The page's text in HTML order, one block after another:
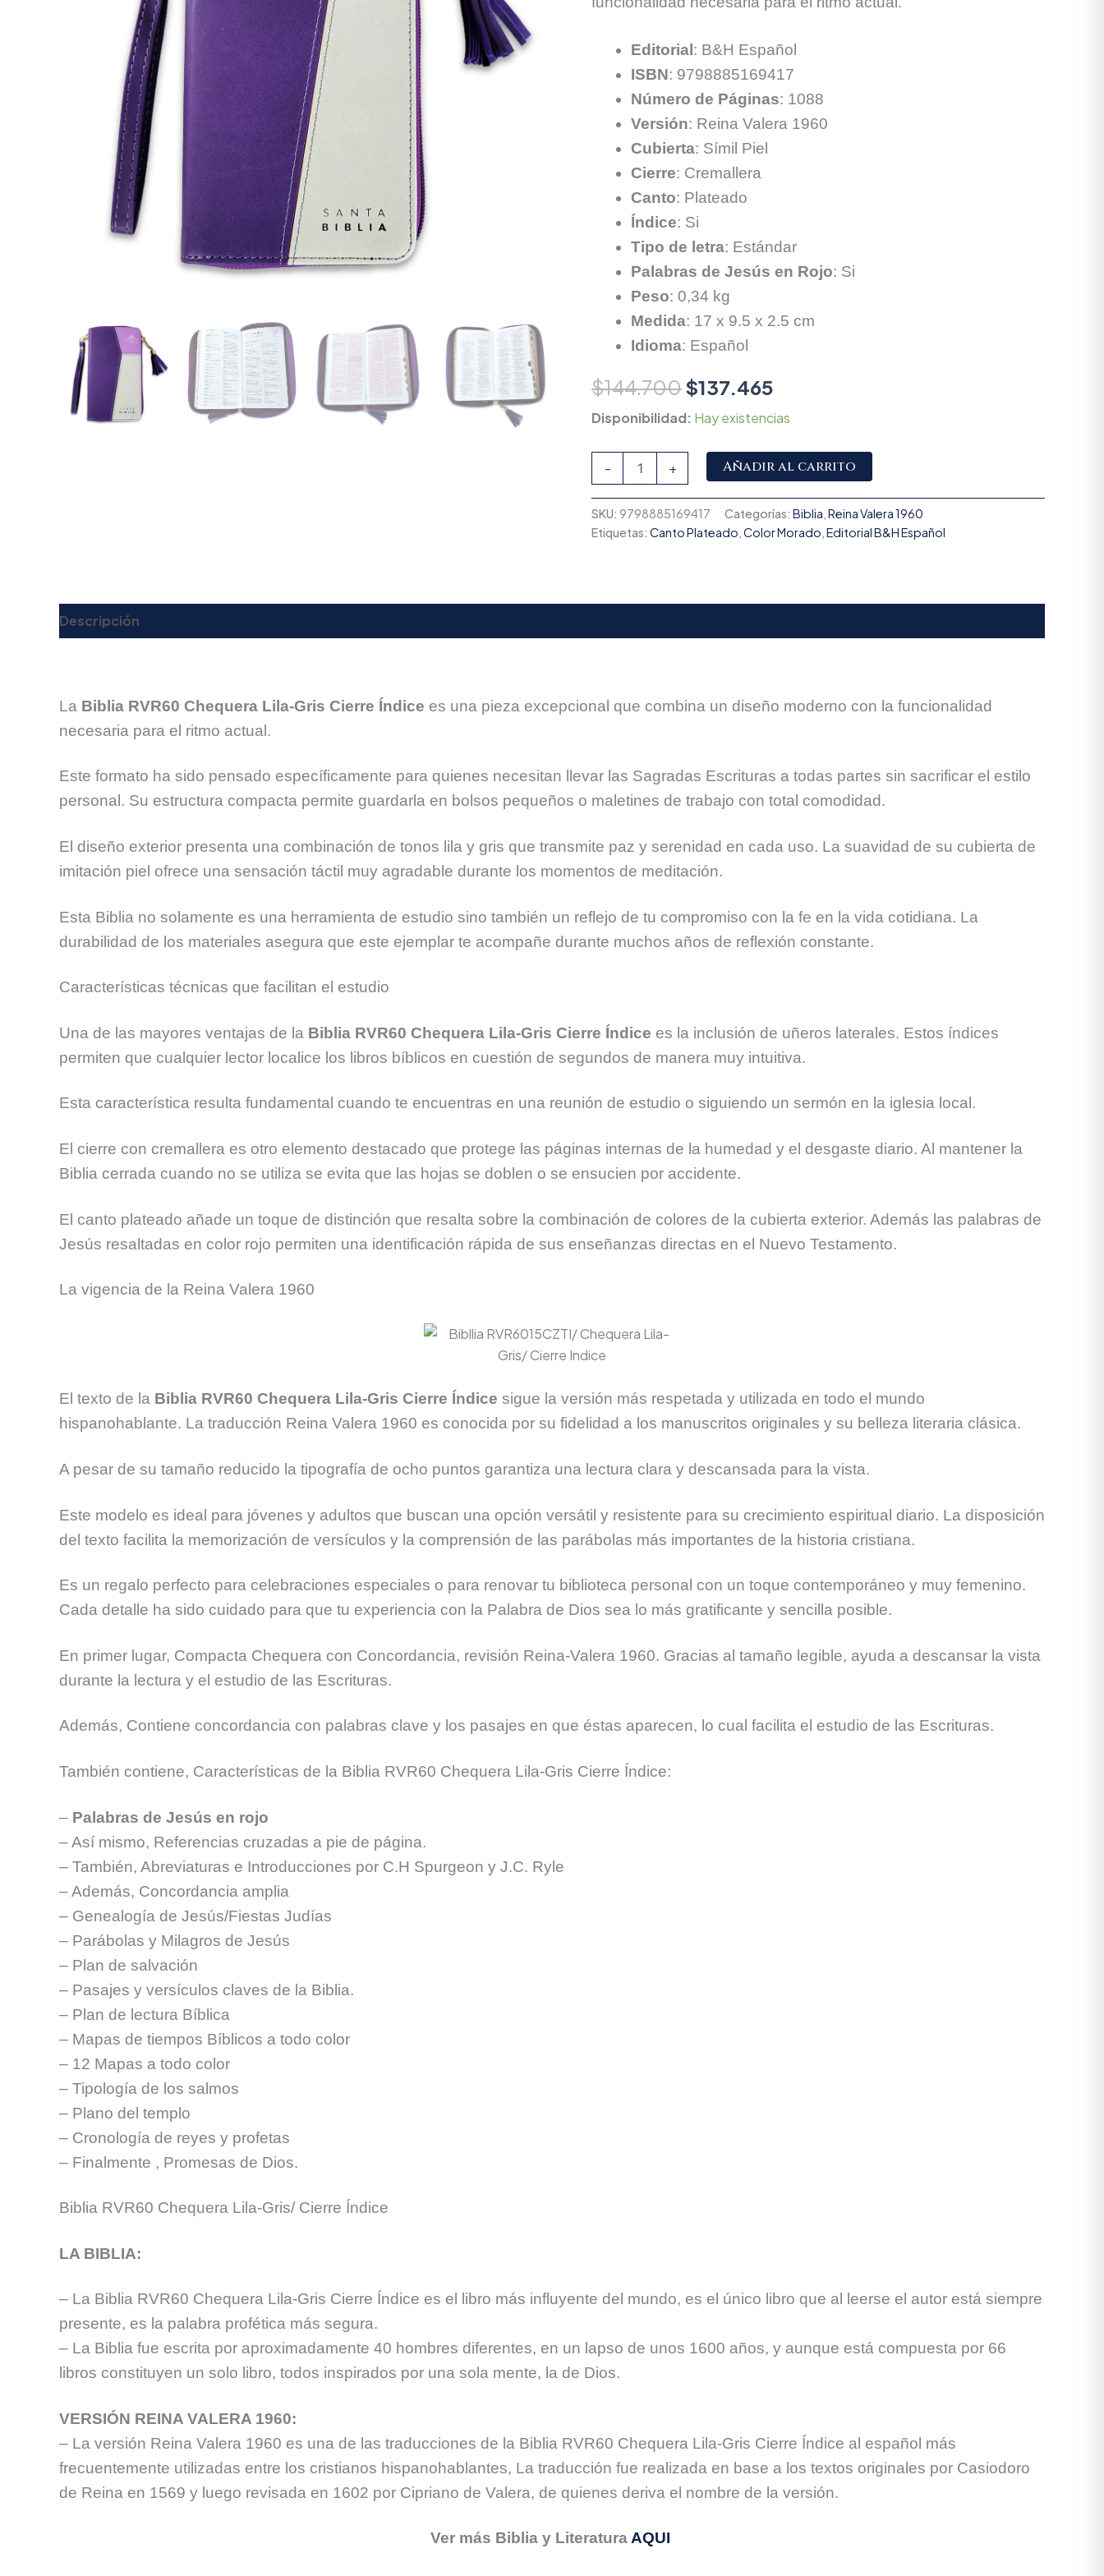
Editorial: B&H Español
ISBN: 9798885169417
Número de Páginas: 1088
Versión: Reina Valera 1960
Cubierta: Símil Piel
Cierre: Cremallera
Canto: Plateado
Índice: Si
Tipo de letra: Estándar
Palabras de Jesús en Rojo: Si
Peso: 0,34 kg
Medida: 17 x 9.5 x 2.5 cm
Idioma: Español
$144.700$137.465
Disponibilidad: Hay existencias
- + Añadir al carrito
SKU: 9798885169417 Categorías: Biblia,Reina Valera 1960
Etiquetas: Canto Plateado,Color Morado,Editorial B&H Español
Descripción
La Biblia RVR60 Chequera Lila-Gris Cierre Índice es una pieza excepcional que combina un diseño moderno con la funcionalidad
necesaria para el ritmo actual.
Este formato ha sido pensado específicamente para quienes necesitan llevar las Sagradas Escrituras a todas partes sin sacrificar el estilo
personal. Su estructura compacta permite guardarla en bolsos pequeños o maletines de trabajo con total comodidad.
El diseño exterior presenta una combinación de tonos lila y gris que transmite paz y serenidad en cada uso. La suavidad de su cubierta de
imitación piel ofrece una sensación táctil muy agradable durante los momentos de meditación.
Esta Biblia no solamente es una herramienta de estudio sino también un reflejo de tu compromiso con la fe en la vida cotidiana. La
durabilidad de los materiales asegura que este ejemplar te acompañe durante muchos años de reflexión constante.
Características técnicas que facilitan el estudio
Una de las mayores ventajas de la Biblia RVR60 Chequera Lila-Gris Cierre Índice es la inclusión de uñeros laterales. Estos índices
permiten que cualquier lector localice los libros bíblicos en cuestión de segundos de manera muy intuitiva.
Esta característica resulta fundamental cuando te encuentras en una reunión de estudio o siguiendo un sermón en la iglesia local.
El cierre con cremallera es otro elemento destacado que protege las páginas internas de la humedad y el desgaste diario. Al mantener la
Biblia cerrada cuando no se utiliza se evita que las hojas se doblen o se ensucien por accidente.
El canto plateado añade un toque de distinción que resalta sobre la combinación de colores de la cubierta exterior. Además las palabras de
Jesús resaltadas en color rojo permiten una identificación rápida de sus enseñanzas directas en el Nuevo Testamento.
La vigencia de la Reina Valera 1960
El texto de la Biblia RVR60 Chequera Lila-Gris Cierre Índice sigue la versión más respetada y utilizada en todo el mundo
hispanohablante. La traducción Reina Valera 1960 es conocida por su fidelidad a los manuscritos originales y su belleza literaria clásica.
A pesar de su tamaño reducido la tipografía de ocho puntos garantiza una lectura clara y descansada para la vista.
Este modelo es ideal para jóvenes y adultos que buscan una opción versátil y resistente para su crecimiento espiritual diario. La disposición
del texto facilita la memorización de versículos y la comprensión de las parábolas más importantes de la historia cristiana.
Es un regalo perfecto para celebraciones especiales o para renovar tu biblioteca personal con un toque contemporáneo y muy femenino.
Cada detalle ha sido cuidado para que tu experiencia con la Palabra de Dios sea lo más gratificante y sencilla posible.
En primer lugar, Compacta Chequera con Concordancia, revisión Reina-Valera 1960. Gracias al tamaño legible, ayuda a descansar la vista
durante la lectura y el estudio de las Escrituras.
Además, Contiene concordancia con palabras clave y los pasajes en que éstas aparecen, lo cual facilita el estudio de las Escrituras.
También contiene, Características de la Biblia RVR60 Chequera Lila-Gris Cierre Índice:
– Palabras de Jesús en rojo
– Así mismo, Referencias cruzadas a pie de página.
– También, Abreviaturas e Introducciones por C.H Spurgeon y J.C. Ryle
– Además, Concordancia amplia
– Genealogía de Jesús/Fiestas Judías
– Parábolas y Milagros de Jesús
– Plan de salvación
– Pasajes y versículos claves de la Biblia.
– Plan de lectura Bíblica
– Mapas de tiempos Bíblicos a todo color
– 12 Mapas a todo color
– Tipología de los salmos
– Plano del templo
– Cronología de reyes y profetas
– Finalmente , Promesas de Dios.
Biblia RVR60 Chequera Lila-Gris/ Cierre Índice
LA BIBLIA:
– La Biblia RVR60 Chequera Lila-Gris Cierre Índice es el libro más influyente del mundo, es el único libro que al leerse el autor está siempre
presente, es la palabra profética más segura.
– La Biblia fue escrita por aproximadamente 40 hombres diferentes, en un lapso de unos 1600 años, y aunque está compuesta por 66
libros constituyen un solo libro, todos inspirados por una sola mente, la de Dios.
VERSIÓN REINA VALERA 1960:
– La versión Reina Valera 1960 es una de las traducciones de la Biblia RVR60 Chequera Lila-Gris Cierre Índice al español más
frecuentemente utilizadas entre los cristianos hispanohablantes, La traducción fue realizada en base a los textos originales por Casiodoro
de Reina en 1569 y luego revisada en 1602 por Cipriano de Valera, de quienes deriva el nombre de la versión.
Ver más Biblia y LiteraturaAQUI